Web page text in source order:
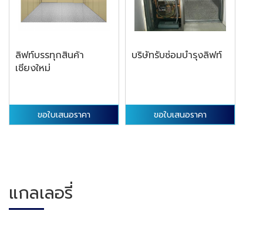
ลิฟท์บรรทุกสินค้า
เชียงใหม่
ขอใบเสนอราคา
บริษัทรับซ่อมบำรุงลิฟท์
ขอใบเสนอราคา
แกลเลอรี่